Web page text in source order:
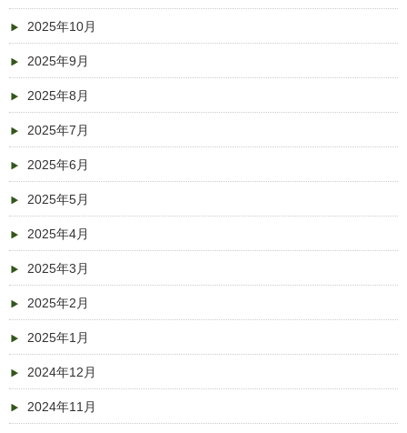
2025年10月
2025年9月
2025年8月
2025年7月
2025年6月
2025年5月
2025年4月
2025年3月
2025年2月
2025年1月
2024年12月
2024年11月